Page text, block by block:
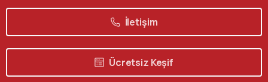
İletişim
Ücretsiz Keşif